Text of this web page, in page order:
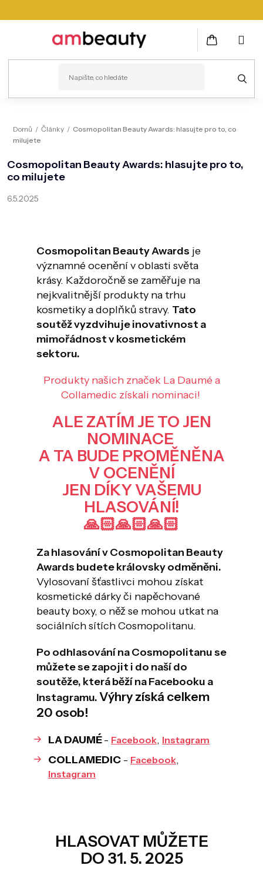
na
NÁKUPNÍ
KOŠÍK
VLASY
ZDRAVÍ
KOSMETICKÉ PŘÍSTROJE
DOMÁCNOST
ZNAČKY
Domů / Články / Cosmopolitan Beauty Awards: hlasujte pro to, co
milujete
Cosmopolitan Beauty Awards: hlasujte pro to,
co milujete
6.5.2025
Cosmopolitan Beauty Awards je
významné ocenění v oblasti světa
krásy. Každoročně se zaměřuje na
nejkvalitnější produkty na trhu
kosmetiky a doplňků stravy. Tato
soutěž vyzdvihuje inovativnost a
mimořádnost v kosmetickém
sektoru.
Produkty našich značek La Daumé a
Collamedic získali nominaci!
ALE ZATÍM JE TO JEN
NOMINACE
A TA BUDE PROMĚNĚNA
V OCENĚNÍ
JEN DÍKY VAŠEMU
HLASOVÁNÍ!
🙏🏻🙏🏻🙏🏻
Za hlasování v Cosmopolitan Beauty
Awards budete královsky odměněni.
Vylosovaní šťastlivci mohou získat
kosmetické dárky či napěchované
beauty boxy, o něž se mohou utkat na
sociálních sítích Cosmopolitanu.
Po odhlasování na Cosmopolitanu se
můžete se zapojit i do naší do
soutěže, která běží na Facebooku a
Instagramu.Výhry získá celkem
20 osob!
LA DAUMÉ- Facebook, Instagram
COLLAMEDIC - Facebook,
Instagram
HLASOVAT MŮŽETE
DO 31. 5. 2025